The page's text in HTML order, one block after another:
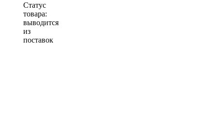
Статус
товара:
выводится
из
поставок